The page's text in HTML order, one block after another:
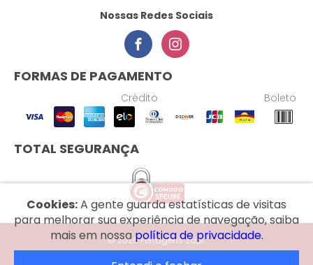
Nossas Redes Sociais
FORMAS DE PAGAMENTO
Crédito Boleto
TOTAL SEGURANÇA
Cookies:A gente guarda estatísticas de visitas
para melhorar sua experiência de navegação, saiba
mais em nossapolítica de privacidade.
© 2026 Ferragens Zapi.